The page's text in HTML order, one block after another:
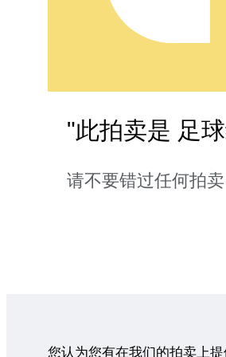
"此拍卖是 足
请不要错过任何拍卖
您认为您有在我们的拍卖上